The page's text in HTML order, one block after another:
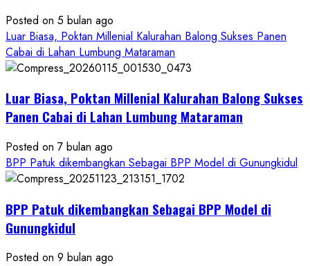
Singkong
Wujudkan
Ketahanan
Pangan
Petani
Posted on 5 bulan ago
Luar Biasa, Poktan Millenial Kalurahan Balong Sukses Panen
Cabai di Lahan Lumbung Mataraman
Luar Biasa, Poktan Millenial Kalurahan Balong Sukses
Panen Cabai di Lahan Lumbung Mataraman
Posted on 7 bulan ago
BPP Patuk dikembangkan Sebagai BPP Model di Gunungkidul
BPP Patuk dikembangkan Sebagai BPP Model di
Gunungkidul
Posted on 9 bulan ago